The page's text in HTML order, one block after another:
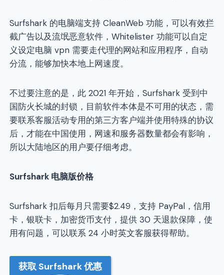
Surfshark 的电脑端支持 CleanWeb 功能，可以有效拦
截广告以及流氓恶意软件，Whitelister 功能可以自定
义设定电脑 vpn 需要走代理的网站和应用程序，自动
分流，能够加快本地上网速度。
不过要注意的是，此 2021 年开始，Surfshark 受到中
国防火长城的封锁，目前软件本体是不可用的状态，需
要联系客服活动专用的第三方客户端并使用特殊的协议
后，才能在中国使用，网速和服务器数量都会有影响，
所以大陆地区的用户要仔细考虑。
Surfshark 电脑版价格
Surfshark 扣后每月只需要$2.49，支持 PayPal，信用
卡，银联卡，加密货币支付，提供 30 天退款保障，使
用有问题，可以联系 24 小时英文客服获得帮助。
获取 Surfshark 优惠